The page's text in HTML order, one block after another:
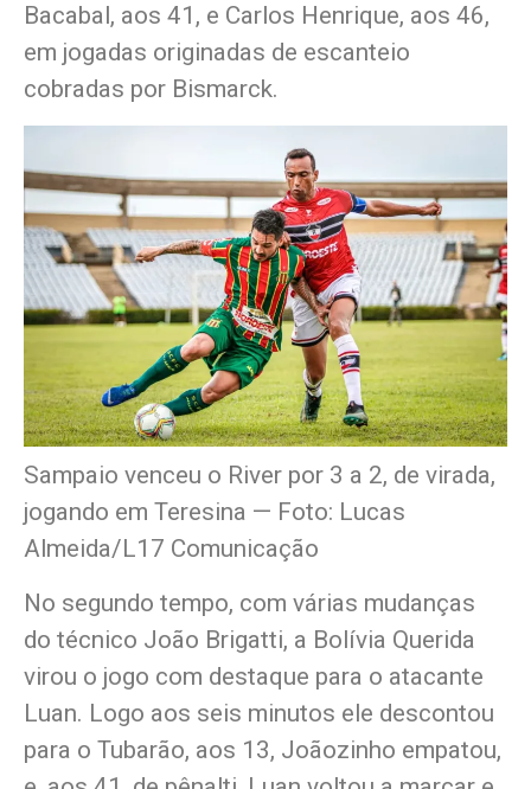
Bacabal, aos 41, e Carlos Henrique, aos 46,
em jogadas originadas de escanteio
cobradas por Bismarck.
Sampaio venceu o River por 3 a 2, de virada,
jogando em Teresina — Foto: Lucas
Almeida/L17 Comunicação
No segundo tempo, com várias mudanças
do técnico João Brigatti, a Bolívia Querida
virou o jogo com destaque para o atacante
Luan. Logo aos seis minutos ele descontou
para o Tubarão, aos 13, Joãozinho empatou,